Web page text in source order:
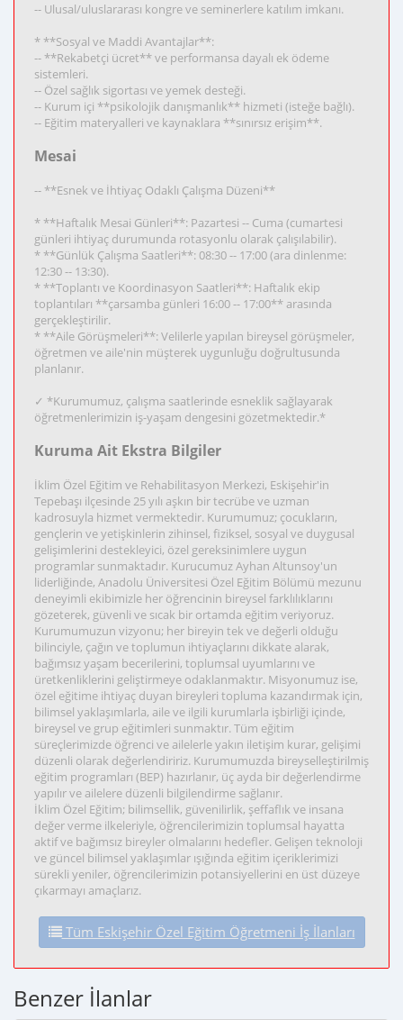
-- Ulusal/uluslararası kongre ve seminerlere katılım imkanı.
* **Sosyal ve Maddi Avantajlar**:
-- **Rekabetçi ücret** ve performansa dayalı ek ödeme
sistemleri.
-- Özel sağlık sigortası ve yemek desteği.
-- Kurum içi **psikolojik danışmanlık** hizmeti (isteğe bağlı).
-- Eğitim materyalleri ve kaynaklara **sınırsız erişim**.
Mesai
-- **Esnek ve İhtiyaç Odaklı Çalışma Düzeni**
* **Haftalık Mesai Günleri**: Pazartesi -- Cuma (cumartesi
günleri ihtiyaç durumunda rotasyonlu olarak çalışılabilir).
* **Günlük Çalışma Saatleri**: 08:30 -- 17:00 (ara dinlenme:
12:30 -- 13:30).
* **Toplantı ve Koordinasyon Saatleri**: Haftalık ekip
toplantıları **çarsamba günleri 16:00 -- 17:00** arasında
gerçekleştirilir.
* **Aile Görüşmeleri**: Velilerle yapılan bireysel görüşmeler,
öğretmen ve aile'nin müşterek uygunluğu doğrultusunda
planlanır.
✓ *Kurumumuz, çalışma saatlerinde esneklik sağlayarak
öğretmenlerimizin iş-yaşam dengesini gözetmektedir.*
Kuruma Ait Ekstra Bilgiler
İklim Özel Eğitim ve Rehabilitasyon Merkezi, Eskişehir'in
Tepebaşı ilçesinde 25 yılı aşkın bir tecrübe ve uzman
kadrosuyla hizmet vermektedir. Kurumumuz; çocukların,
gençlerin ve yetişkinlerin zihinsel, fiziksel, sosyal ve duygusal
gelişimlerini destekleyici, özel gereksinimlere uygun
programlar sunmaktadır. Kurucumuz Ayhan Altunsoy'un
liderliğinde, Anadolu Üniversitesi Özel Eğitim Bölümü mezunu
deneyimli ekibimizle her öğrencinin bireysel farklılıklarını
gözeterek, güvenli ve sıcak bir ortamda eğitim veriyoruz.
Kurumumuzun vizyonu; her bireyin tek ve değerli olduğu
bilinciyle, çağın ve toplumun ihtiyaçlarını dikkate alarak,
bağımsız yaşam becerilerini, toplumsal uyumlarını ve
üretkenliklerini geliştirmeye odaklanmaktır. Misyonumuz ise,
özel eğitime ihtiyaç duyan bireyleri topluma kazandırmak için,
bilimsel yaklaşımlarla, aile ve ilgili kurumlarla işbirliği içinde,
bireysel ve grup eğitimleri sunmaktır. Tüm eğitim
süreçlerimizde öğrenci ve ailelerle yakın iletişim kurar, gelişimi
düzenli olarak değerlendiririz. Kurumumuzda bireyselleştirilmiş
eğitim programları (BEP) hazırlanır, üç ayda bir değerlendirme
yapılır ve ailelere düzenli bilgilendirme sağlanır.
İklim Özel Eğitim; bilimsellik, güvenilirlik, şeffaflık ve insana
değer verme ilkeleriyle, öğrencilerimizin toplumsal hayatta
aktif ve bağımsız bireyler olmalarını hedefler. Gelişen teknoloji
ve güncel bilimsel yaklaşımlar ışığında eğitim içeriklerimizi
sürekli yeniler, öğrencilerimizin potansiyellerini en üst düzeye
çıkarmayı amaçlarız.
Tüm Eskişehir Özel Eğitim Öğretmeni İş İlanları
Benzer İlanlar